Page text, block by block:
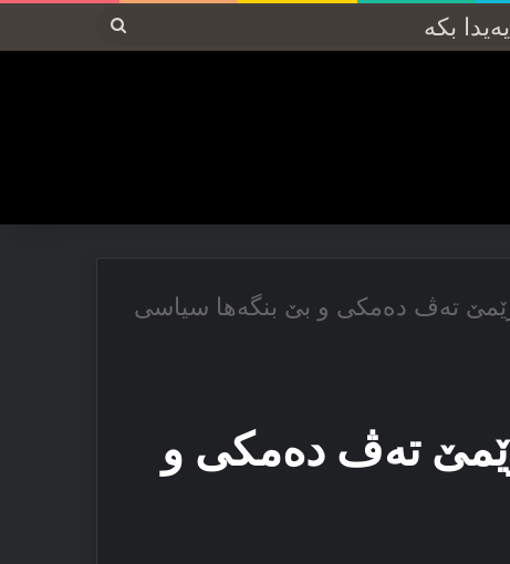
پەیدا
ته‌ڤ ده‌مکی و بێ بنگه‌ها سیاسی
ته‌ڤ ده‌مکی و